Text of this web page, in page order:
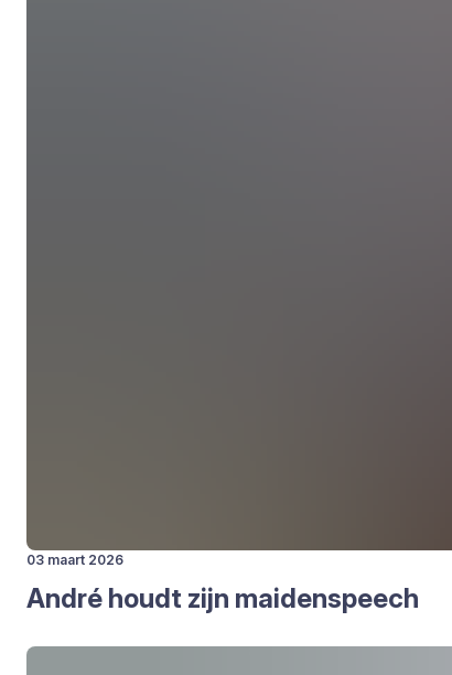
03 maart 2026
André houdt zijn mai­den­speech